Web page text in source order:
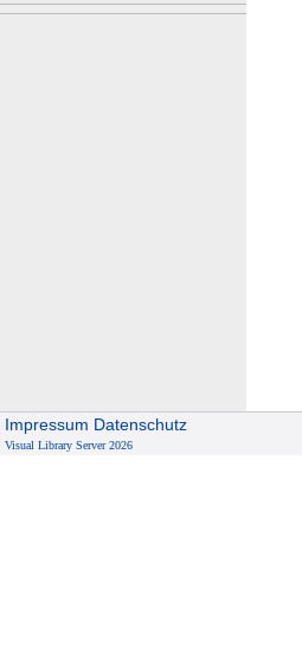
Impressum Datenschutz
Visual Library Server 2026